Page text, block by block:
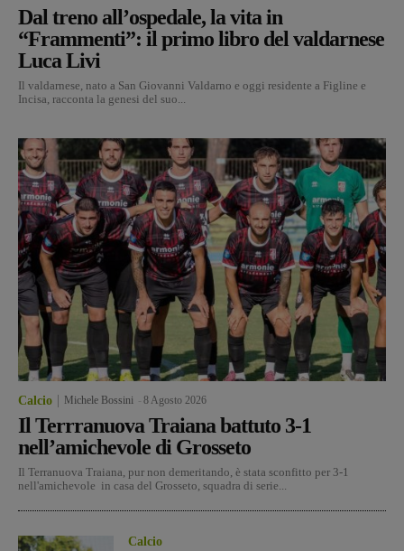
Dal treno all’ospedale, la vita in
“Frammenti”: il primo libro del valdarnese
Luca Livi
Il valdarnese, nato a San Giovanni Valdarno e oggi residente a Figline e
Incisa, racconta la genesi del suo...
Calcio Michele Bossini 8 Agosto 2026
Il Terrranuova Traiana battuto 3-1
nell’amichevole di Grosseto
Il Terranuova Traiana, pur non demeritando, è stata sconfitto per 3-1
nell'amichevole in casa del Grosseto, squadra di serie...
Calcio